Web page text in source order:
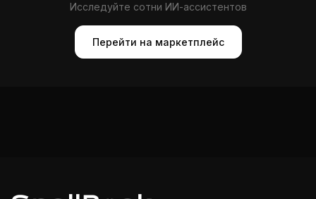
Исследуйте сотни ИИ-ассистентов
Перейти на маркетплейс